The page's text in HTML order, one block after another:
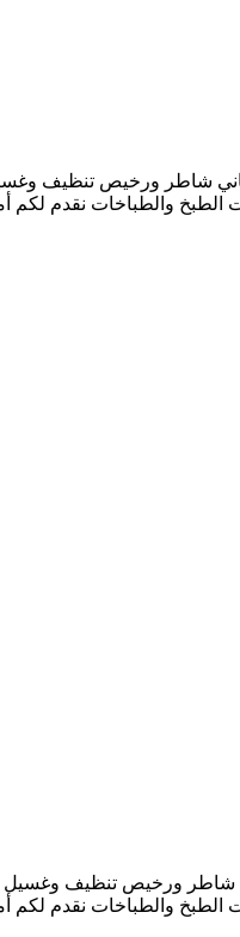
شاطر ورخيص تنظيف
الطبخ والطباخات نقدم لكم
شاطر ورخيص تنظيف وغسيل
والطباخات نقدم لكم